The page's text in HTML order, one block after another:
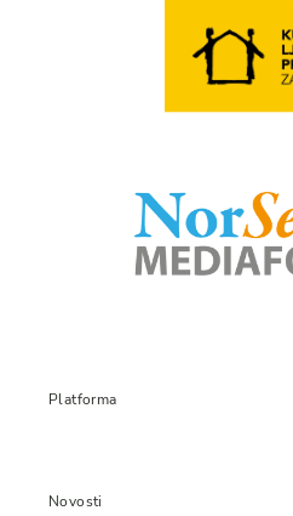
Platforma
Novosti